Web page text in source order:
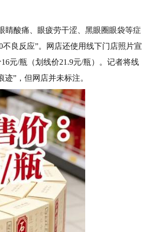
睛酸痛、眼疲劳干涩、黑眼圈眼袋等症
良反应”。网店还使用线下门店照片宣
元/瓶（划线价21.9元/瓶）。记者将线
”，但网店并未标注。